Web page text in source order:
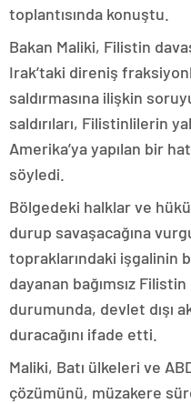
toplantısında konuştu.
Bakan Maliki, Filistin
Irak’taki direniş
saldırmasına ilişkin
saldırıları, Filistinlilerin
Amerika’ya yapılan bir
söyledi.
Bölgedeki halklar ve
durup savaşacağına
topraklarındaki işgalinin
dayanan bağımsız
durumunda, devlet dışı
duracağını ifade etti.
Maliki, Batı ülkeleri ve
çözümünü, müzakere